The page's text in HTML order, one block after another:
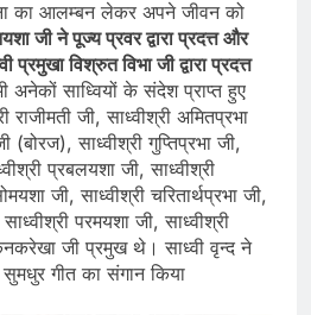
का आलम्बन लेकर अपने जीवन को
जी ने पूज्य प्रवर द्वारा प्रदत्त और
प्रमुखा विश्रुत विभा जी द्वारा प्रदत्त
अनेकों साध्वियों के संदेश प्राप्त हुए
राजीमती जी, साध्वीश्री अमितप्रभा
(बोरज), साध्वीश्री गुप्तिप्रभा जी,
प्रबलयशा जी, साध्वीश्री
जी, साध्वीश्री चरितार्थप्रभा जी,
परमयशा जी, साध्वीश्री
कनकरेखा जी प्रमुख थे। साध्वी वृन्द ने
गीत का संगान किया